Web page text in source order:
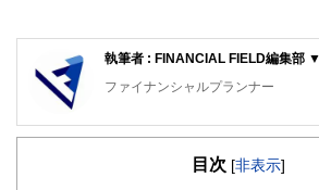
執筆者 : FINANCIAL FIELD編集部 ▼
ファイナンシャルプランナー
FinancialField編集部は、金融、経
知識がない方でも理解できるようわ
目次 [非表示]